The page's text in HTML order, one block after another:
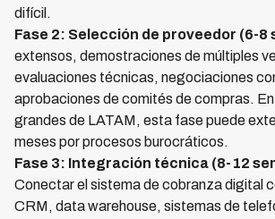
difícil.
Fase 2: Selección de proveedor (6-8
extensos, demostraciones de múltiples
evaluaciones técnicas, negociaciones
aprobaciones de comités de compras.
grandes de LATAM, esta fase puede
meses por procesos burocráticos.
Fase 3: Integración técnica (8-12
Conectar el sistema de cobranza digital
CRM, data warehouse, sistemas de